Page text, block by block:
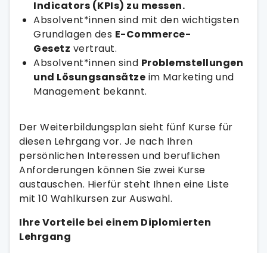
Indicators (KPIs) zu messen.
Absolvent*innen sind mit den wichtigsten
Grundlagen des E-Commerce-
Gesetz vertraut.
Absolvent*innen sind Problemstellungen
und Lösungsansätze im Marketing und
Management bekannt.
Der Weiterbildungsplan sieht fünf Kurse für
diesen Lehrgang vor. Je nach Ihren
persönlichen Interessen und beruflichen
Anforderungen können Sie zwei Kurse
austauschen. Hierfür steht Ihnen eine Liste
mit 10 Wahlkursen zur Auswahl.
Ihre Vorteile bei einem Diplomierten
Lehrgang